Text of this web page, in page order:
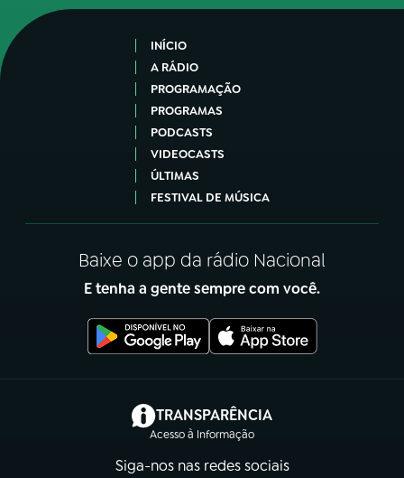
INÍCIO
A RÁDIO
PROGRAMAÇÃO
PROGRAMAS
PODCASTS
VIDEOCASTS
ÚLTIMAS
FESTIVAL DE MÚSICA
Baixe o app da rádio Nacional
E tenha a gente sempre com você.
TRANSPARÊNCIA
Acesso à Informação
(abre em nova aba)
Siga-nos nas redes sociais